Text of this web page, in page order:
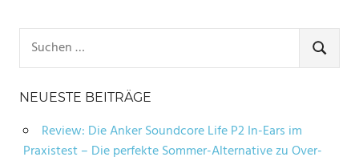
nach:
SUCHEN
NEUESTE BEITRÄGE
Review: Die Anker Soundcore Life P2 In-Ears im
Praxistest – Die perfekte Sommer-Alternative zu Over-